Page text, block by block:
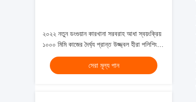
২০২২ নতুন ডংগুয়ান কারখানা সরবরাহ আধা স্বয়ংক্রিয়
১০০০ মিমি কাজের দৈর্ঘ্য প্রান্ত উজ্জ্বল হীরা পলিশিং
মেশিনঅ্যাক্রিলিক জন্য
সেরা মূল্য পান